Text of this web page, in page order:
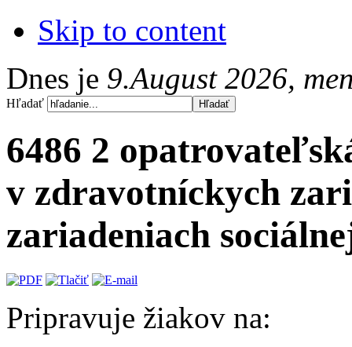
Skip to content
Dnes je 9.August 2026,
Hľadať
6486 2
v zdravotníckych
zariadeniach
Pripravuje žiakov na: